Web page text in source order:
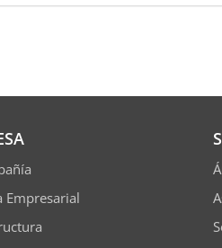
Empresarial